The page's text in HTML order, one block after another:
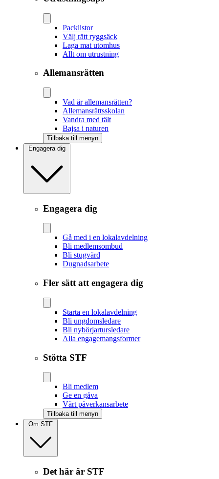
Packlistor
Välj rätt ryggsäck
Laga mat utomhus
Allt om utrustning
Allemansrätten
Vad är allemansrätten?
Allemansrättsskolan
Vandra med tält
Bajsa i naturen
Tillbaka till menyn
Engagera dig
Engagera dig
Gå med i en lokalavdelning
Bli medlemsombud
Bli stugvärd
Dugnadsarbete
Fler sätt att engagera dig
Starta en lokalavdelning
Bli ungdomsledare
Bli nybörjartursledare
Alla engagemangsformer
Stötta STF
Bli medlem
Ge en gåva
Vårt påverkansarbete
Tillbaka till menyn
Om STF
Det här är STF